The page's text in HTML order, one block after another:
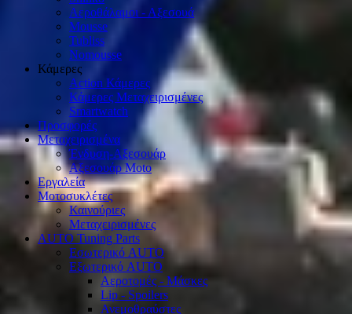
Αεροθάλαμοι - Αξεσουά
Mousse
Tubliss
Nomousse
Κάμερες
Action Κάμερες
Κάμερες Μεταχειρισμένες
Smartwatch
Προσφορές
Μεταχειρισμένα
Ένδυση-Αξεσουάρ
Αξεσουάρ Μοto
Εργαλεία
Μοτοσυκλέτες
Καινούριες
Μεταχειρισμένες
AUTO Tuning Parts
Εσωτερικό AUTO
Εξωτερικό AUTO
Αεροτομές - Μάσκες
Lip - Spoilers
Ανεμοθραύστες